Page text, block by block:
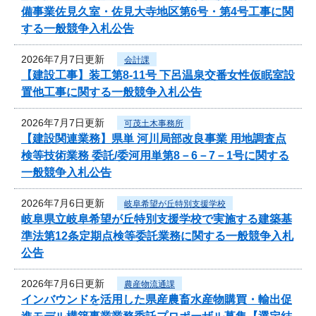
備事業佐見久室・佐見大寺地区第6号・第4号工事に関
する一般競争入札公告
2026年7月7日更新 会計課
【建設工事】装工第8-11号 下呂温泉交番女性仮眠室設
置他工事に関する一般競争入札公告
2026年7月7日更新 可茂土木事務所
【建設関連業務】県単 河川局部改良事業 用地調査点
検等技術業務 委託/委河用単第8－6－7－1号に関する
一般競争入札公告
2026年7月6日更新 岐阜希望が丘特別支援学校
岐阜県立岐阜希望が丘特別支援学校で実施する建築基
準法第12条定期点検等委託業務に関する一般競争入札
公告
2026年7月6日更新 農産物流通課
インバウンドを活用した県産農畜水産物購買・輸出促